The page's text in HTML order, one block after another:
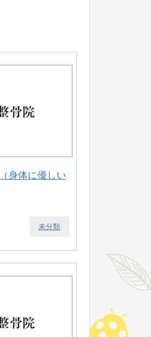
身体に優しい
未分類